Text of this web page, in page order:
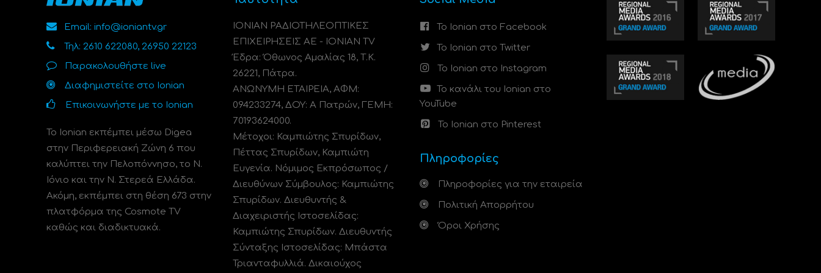
Email: info@ioniantv.gr
Τηλ: 2610 622080, 26950 22123
Παρακολουθήστε live
Διαφημιστείτε στο Ionian
Επικοινωνήστε με το Ionian
Το Ionian εκπέμπει μέσω Digea
στην Περιφερειακή Ζώνη 6 που
καλύπτει την Πελοπόννησο, το N.
Ιόνιο και την Ν. Στερεά Ελλάδα.
Ακόμη, εκπέμπει στη θέση 673 στην
πλατφόρμα της Cosmote TV
καθώς και διαδικτυακά.
ΙΟΝΙΑΝ ΡΑΔΙΟΤΗΛΕΟΠΤΙΚΕΣ
ΕΠΙΧΕΙΡΗΣΕΙΣ ΑΕ - IONIAN TV
Έδρα: Όθωνος Αμαλίας 18, Τ.Κ.
26221, Πάτρα.
ΑΝΩΝΥΜΗ ΕΤΑΙΡΕΙΑ, ΑΦΜ:
094233274, ΔΟΥ: A Πατρών, ΓΕΜΗ:
70193624000.
Μέτοχοι: Καμπιώτης Σπυρίδων,
Πέττας Σπυρίδων, Καμπιώτη
Ευγενία. Νόμιμος Εκπρόσωπος /
Διευθύνων Σύμβουλος: Καμπιώτης
Σπυρίδων. Διευθυντής &
Διαχειριστής Ιστοσελίδας:
Καμπιώτης Σπυρίδων. Διευθυντής
Σύνταξης Ιστοσελίδας: Μπάστα
Τριανταφυλλιά. Δικαιούχος
Το Ionian στο Facebook
Το Ionian στο Twitter
Το Ionian στο Instagram
Το κανάλι του Ionian στο
YouTube
Το Ionian στο Pinterest
Πληροφορίες
Πληροφορίες για την εταιρεία
Πολιτική Απορρήτου
Όροι Χρήσης